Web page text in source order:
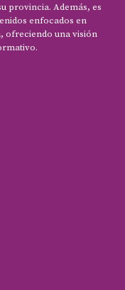
provincia. Además, es
enfocados en
ofreciendo una visión